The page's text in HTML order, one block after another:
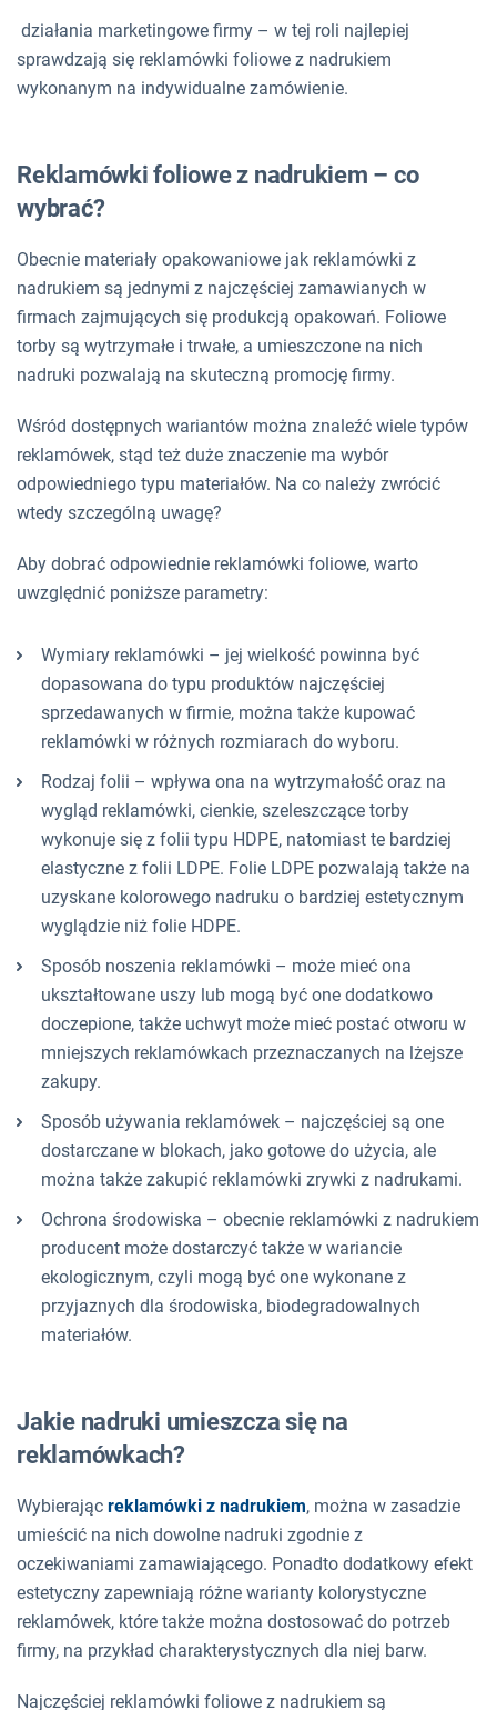
działania marketingowe firmy – w tej roli najlepiej
sprawdzają się reklamówki foliowe z nadrukiem
wykonanym na indywidualne zamówienie.
Reklamówki foliowe z nadrukiem – co
wybrać?
Obecnie materiały opakowaniowe jak reklamówki z
nadrukiem są jednymi z najczęściej zamawianych w
firmach zajmujących się produkcją opakowań. Foliowe
torby są wytrzymałe i trwałe, a umieszczone na nich
nadruki pozwalają na skuteczną promocję firmy.
Wśród dostępnych wariantów można znaleźć wiele typów
reklamówek, stąd też duże znaczenie ma wybór
odpowiedniego typu materiałów. Na co należy zwrócić
wtedy szczególną uwagę?
Aby dobrać odpowiednie reklamówki foliowe, warto
uwzględnić poniższe parametry:
Wymiary reklamówki – jej wielkość powinna być
dopasowana do typu produktów najczęściej
sprzedawanych w firmie, można także kupować
reklamówki w różnych rozmiarach do wyboru.
Rodzaj folii – wpływa ona na wytrzymałość oraz na
wygląd reklamówki, cienkie, szeleszczące torby
wykonuje się z folii typu HDPE, natomiast te bardziej
elastyczne z folii LDPE. Folie LDPE pozwalają także na
uzyskane kolorowego nadruku o bardziej estetycznym
wyglądzie niż folie HDPE.
Sposób noszenia reklamówki – może mieć ona
ukształtowane uszy lub mogą być one dodatkowo
doczepione, także uchwyt może mieć postać otworu w
mniejszych reklamówkach przeznaczanych na lżejsze
zakupy.
Sposób używania reklamówek – najczęściej są one
dostarczane w blokach, jako gotowe do użycia, ale
można także zakupić reklamówki zrywki z nadrukami.
Ochrona środowiska – obecnie reklamówki z nadrukiem
producent może dostarczyć także w wariancie
ekologicznym, czyli mogą być one wykonane z
przyjaznych dla środowiska, biodegradowalnych
materiałów.
Jakie nadruki umieszcza się na
reklamówkach?
Wybierając reklamówki z nadrukiem, można w zasadzie
umieścić na nich dowolne nadruki zgodnie z
oczekiwaniami zamawiającego. Ponadto dodatkowy efekt
estetyczny zapewniają różne warianty kolorystyczne
reklamówek, które także można dostosować do potrzeb
firmy, na przykład charakterystycznych dla niej barw.
Najczęściej reklamówki foliowe z nadrukiem są